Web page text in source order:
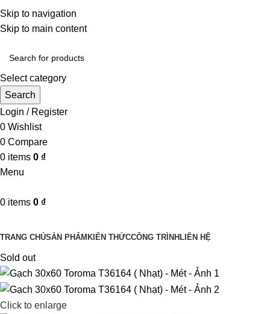
Skip to navigation
Skip to main content
Một uy tín - triệu niềm tin
Hotline : 0346394639 - 0973332499
Select category
Search
Login / Register
0 Wishlist
0 Compare
0 items 0 ₫
Menu
0 items 0 ₫
TRANG CHỦSẢN PHẨM KIẾN THỨCCÔNG TRÌNH LIÊN HỆ
Sold out
Click to enlarge